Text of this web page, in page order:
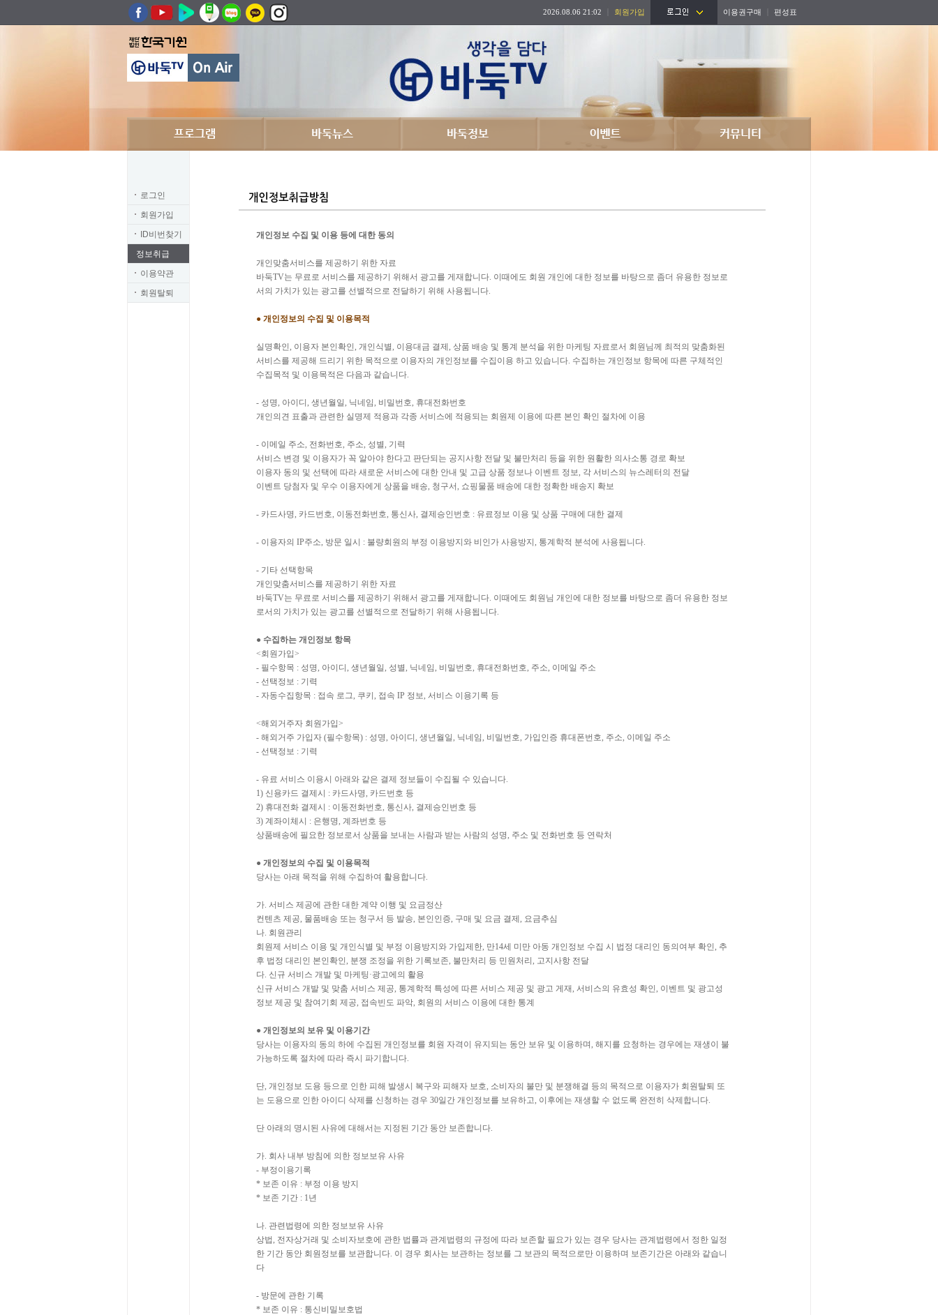
2026.08.06 21:02 회원가입 이용권구매 편성표
로그인
회원가입
ID비번찾기
정보취급
이용약관
회원탈퇴
개인정보 수집 및 이용 등에 대한 동의
개인맞춤서비스를 제공하기 위한 자료
바둑TV는 무료로 서비스를 제공하기 위해서 광고를 게재합니다. 이때에도 회원 개인에 대한 정보를 바탕으로 좀더 유용한 정보로
서의 가치가 있는 광고를 선별적으로 전달하기 위해 사용됩니다.
● 개인정보의 수집 및 이용목적
실명확인, 이용자 본인확인, 개인식별, 이용대금 결제, 상품 배송 및 통계 분석을 위한 마케팅 자료로서 회원님께 최적의 맞춤화된
서비스를 제공해 드리기 위한 목적으로 이용자의 개인정보를 수집이용 하고 있습니다. 수집하는 개인정보 항목에 따른 구체적인
수집목적 및 이용목적은 다음과 같습니다.
- 성명, 아이디, 생년월일, 닉네임, 비밀번호, 휴대전화번호
개인의견 표출과 관련한 실명제 적용과 각종 서비스에 적용되는 회원제 이용에 따른 본인 확인 절차에 이용
- 이메일 주소, 전화번호, 주소, 성별, 기력
서비스 변경 및 이용자가 꼭 알아야 한다고 판단되는 공지사항 전달 및 불만처리 등을 위한 원활한 의사소통 경로 확보
이용자 동의 및 선택에 따라 새로운 서비스에 대한 안내 및 고급 상품 정보나 이벤트 정보, 각 서비스의 뉴스레터의 전달
이벤트 당첨자 및 우수 이용자에게 상품을 배송, 청구서, 쇼핑물품 배송에 대한 정확한 배송지 확보
- 카드사명, 카드번호, 이동전화번호, 통신사, 결제승인번호 : 유료정보 이용 및 상품 구매에 대한 결제
- 이용자의 IP주소, 방문 일시 : 불량회원의 부정 이용방지와 비인가 사용방지, 통계학적 분석에 사용됩니다.
- 기타 선택항목
개인맞춤서비스를 제공하기 위한 자료
바둑TV는 무료로 서비스를 제공하기 위해서 광고를 게재합니다. 이때에도 회원님 개인에 대한 정보를 바탕으로 좀더 유용한 정보
로서의 가치가 있는 광고를 선별적으로 전달하기 위해 사용됩니다.
● 수집하는 개인정보 항목
<회원가입>
- 필수항목 : 성명, 아이디, 생년월일, 성별, 닉네임, 비밀번호, 휴대전화번호, 주소, 이메일 주소
- 선택정보 : 기력
- 자동수집항목 : 접속 로그, 쿠키, 접속 IP 정보, 서비스 이용기록 등
<해외거주자 회원가입>
- 해외거주 가입자 (필수항목) : 성명, 아이디, 생년월일, 닉네임, 비밀번호, 가입인증 휴대폰번호, 주소, 이메일 주소
- 선택정보 : 기력
- 유료 서비스 이용시 아래와 같은 결제 정보들이 수집될 수 있습니다.
1) 신용카드 결제시 : 카드사명, 카드번호 등
2) 휴대전화 결제시 : 이동전화번호, 통신사, 결제승인번호 등
3) 계좌이체시 : 은행명, 계좌번호 등
상품배송에 필요한 정보로서 상품을 보내는 사람과 받는 사람의 성명, 주소 및 전화번호 등 연락처
● 개인정보의 수집 및 이용목적
당사는 아래 목적을 위해 수집하여 활용합니다.
가. 서비스 제공에 관한 대한 계약 이행 및 요금정산
컨텐츠 제공, 물품배송 또는 청구서 등 발송, 본인인증, 구매 및 요금 결제, 요금추심
나. 회원관리
회원제 서비스 이용 및 개인식별 및 부정 이용방지와 가입제한, 만14세 미만 아동 개인정보 수집 시 법정 대리인 동의여부 확인, 추
후 법정 대리인 본인확인, 분쟁 조정을 위한 기록보존, 불만처리 등 민원처리, 고지사항 전달
다. 신규 서비스 개발 및 마케팅·광고에의 활용
신규 서비스 개발 및 맞춤 서비스 제공, 통계학적 특성에 따른 서비스 제공 및 광고 게재, 서비스의 유효성 확인, 이벤트 및 광고성
정보 제공 및 참여기회 제공, 접속빈도 파악, 회원의 서비스 이용에 대한 통계
● 개인정보의 보유 및 이용기간
당사는 이용자의 동의 하에 수집된 개인정보를 회원 자격이 유지되는 동안 보유 및 이용하며, 해지를 요청하는 경우에는 재생이 불
가능하도록 절차에 따라 즉시 파기합니다.
단, 개인정보 도용 등으로 인한 피해 발생시 복구와 피해자 보호, 소비자의 불만 및 분쟁해결 등의 목적으로 이용자가 회원탈퇴 또
는 도용으로 인한 아이디 삭제를 신청하는 경우 30일간 개인정보를 보유하고, 이후에는 재생할 수 없도록 완전히 삭제합니다.
단 아래의 명시된 사유에 대해서는 지정된 기간 동안 보존합니다.
가. 회사 내부 방침에 의한 정보보유 사유
- 부정이용기록
* 보존 이유 : 부정 이용 방지
* 보존 기간 : 1년
나. 관련법령에 의한 정보보유 사유
상법, 전자상거래 및 소비자보호에 관한 법률과 관계법령의 규정에 따라 보존할 필요가 있는 경우 당사는 관계법령에서 정한 일정
한 기간 동안 회원정보를 보관합니다. 이 경우 회사는 보관하는 정보를 그 보관의 목적으로만 이용하며 보존기간은 아래와 같습니
다
- 방문에 관한 기록
* 보존 이유 : 통신비밀보호법